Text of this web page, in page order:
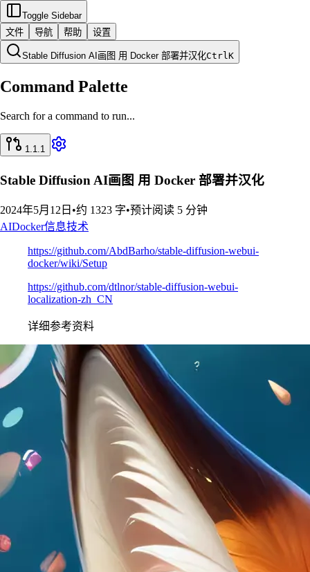
Toggle Sidebar
文件
导航 帮助 设置
Stable Diffusion AI画图 用 Docker 部署并汉化CtrlK
Command Palette
Search for a command to run...
1.1.1
Stable Diffusion AI画图 用 Docker 部署并汉化
2024年5月12日 •约 1323 字•预计阅读 5 分钟
AIDocker信息技术
https://github.com/AbdBarho/stable-diffusion-webui-
docker/wiki/Setup
https://github.com/dtlnor/stable-diffusion-webui-
localization-zh_CN
详细参考资料